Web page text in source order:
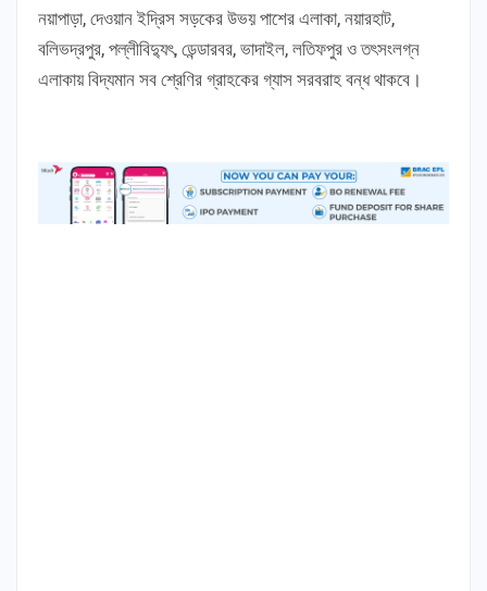
নয়াপাড়া, দেওয়ান ইদ্রিস সড়কের উভয় পাশের এলাকা, নয়ারহাট,
বলিভদ্রপুর, পল্লীবিদ্যুৎ, ডেন্ডারবর, ভাদাইল, লতিফপুর ও তৎসংলগ্ন
এলাকায় বিদ্যমান সব শ্রেণির গ্রাহকের গ্যাস সরবরাহ বন্ধ থাকবে।